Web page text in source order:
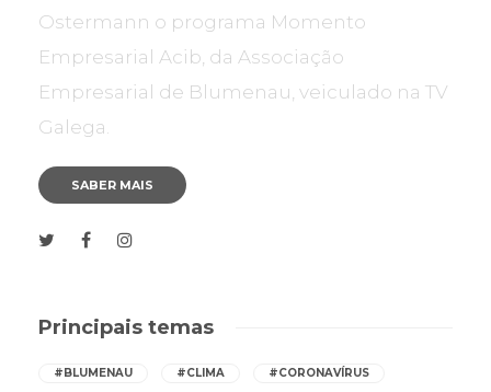
Ostermann o programa Momento
Empresarial Acib, da Associação
Empresarial de Blumenau, veiculado na TV
Galega.
SABER MAIS
Principais temas
#BLUMENAU #CLIMA #CORONAVÍRUS